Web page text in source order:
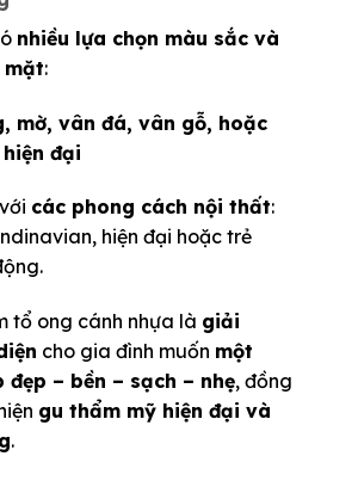
nhiều lựa chọn màu sắc và
mặt:
mờ, vân đá, vân gỗ, hoặc
đại
các phong cách nội thất:
hiện đại hoặc trẻ
tổ ong cánh nhựa là giải
cho gia đình muốn một
đẹp – bền – sạch – nhẹ, đồng
gu thẩm mỹ hiện đại và
.